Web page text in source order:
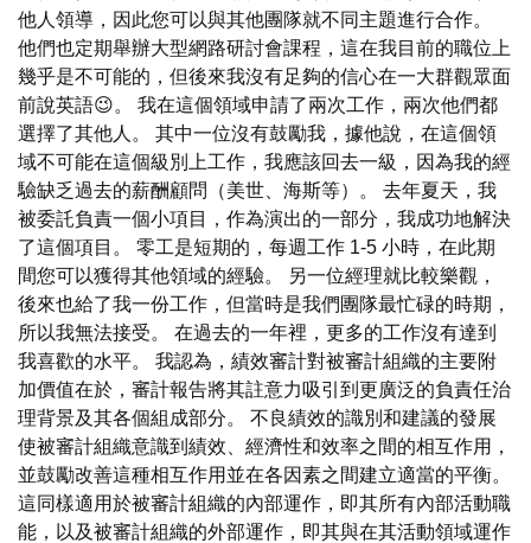
他人領導，因此您可以與其他團隊就不同主題進行合作。
他們也定期舉辦大型網路研討會課程，這在我目前的職位上
幾乎是不可能的，但後來我沒有足夠的信心在一大群觀眾面
前說英語😉。 我在這個領域申請了兩次工作，兩次他們都
選擇了其他人。 其中一位沒有鼓勵我，據他說，在這個領
域不可能在這個級別上工作，我應該回去一級，因為我的經
驗缺乏過去的薪酬顧問（美世、海斯等）。 去年夏天，我
被委託負責一個小項目，作為演出的一部分，我成功地解決
了這個項目。 零工是短期的，每週工作 1-5 小時，在此期
間您可以獲得其他領域的經驗。 另一位經理就比較樂觀，
後來也給了我一份工作，但當時是我們團隊最忙碌的時期，
所以我無法接受。 在過去的一年裡，更多的工作沒有達到
我喜歡的水平。 我認為，績效審計對被審計組織的主要附
加價值在於，審計報告將其註意力吸引到更廣泛的負責任治
理背景及其各個組成部分。 不良績效的識別和建議的發展
使被審計組織意識到績效、經濟性和效率之間的相互作用，
並鼓勵改善這種相互作用並在各因素之間建立適當的平衡。
這同樣適用於被審計組織的內部運作，即其所有內部活動職
能，以及被審計組織的外部運作，即其與在其活動領域運作